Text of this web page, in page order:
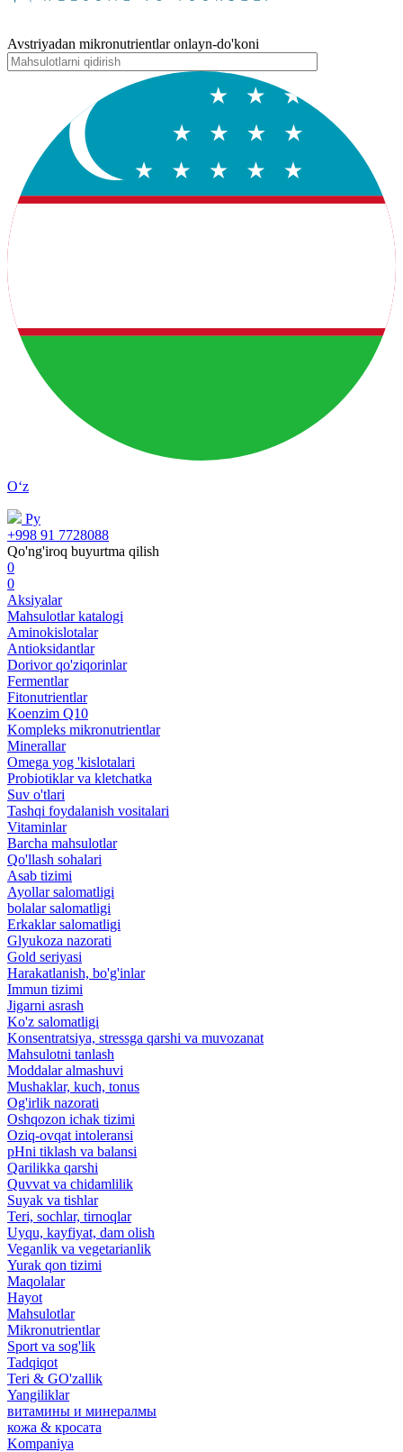
Avstriyadan mikronutrientlar onlayn-do'koni
Oʻz
Ру
+998 91 7728088
Qo'ng'iroq buyurtma qilish
0
0
Aksiyalar
Mahsulotlar katalogi
Aminokislotalar
Antioksidantlar
Dorivor qo'ziqorinlar
Fermentlar
Fitonutrientlar
Koenzim Q10
Kompleks mikronutrientlar
Minerallar
Omega yog 'kislotalari
Probiotiklar va kletchatka
Suv o'tlari
Tashqi foydalanish vositalari
Vitaminlar
Barcha mahsulotlar
Qo'llash sohalari
Asab tizimi
Ayollar salomatligi
bolalar salomatligi
Erkaklar salomatligi
Glyukoza nazorati
Gold seriyasi
Harakatlanish, bo'g'inlar
Immun tizimi
Jigarni asrash
Ko'z salomatligi
Konsentratsiya, stressga qarshi va muvozanat
Mahsulotni tanlash
Moddalar almashuvi
Mushaklar, kuch, tonus
Og'irlik nazorati
Oshqozon ichak tizimi
Oziq-ovqat intoleransi
pHni tiklash va balansi
Qarilikka qarshi
Quvvat va chidamlilik
Suyak va tishlar
Teri, sochlar, tirnoqlar
Uyqu, kayfiyat, dam olish
Veganlik va vegetarianlik
Yurak qon tizimi
Maqolalar
Hayot
Mahsulotlar
Mikronutrientlar
Sport va sog'lik
Tadqiqot
Teri & GO'zallik
Yangiliklar
витамины и минералмы
кожа & кросата
Kompaniya